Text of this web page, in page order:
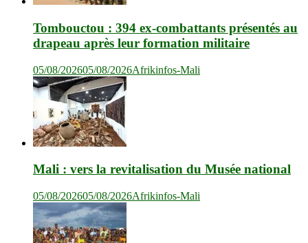
Tombouctou : 394 ex-combattants présentés au
drapeau après leur formation militaire
05/08/202605/08/2026Afrikinfos-Mali
Mali : vers la revitalisation du Musée national
05/08/202605/08/2026Afrikinfos-Mali